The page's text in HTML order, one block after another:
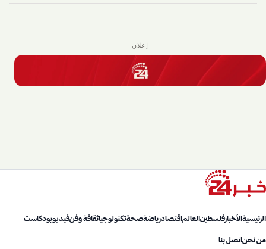
إعلان
الرئيسيةالأخبارفلسطينالعالماقتصادرياضةصحةتكنولوجياثقافة وفنفيديوبودكاست
من نحناتصل بنا